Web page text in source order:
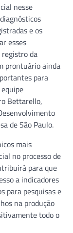
nesse
e os
esses
registro da
prontuário ainda
para
Bettarello,
de São Paulo.
mais
no processo de
para que
a indicadores
para pesquisas e
na produção
todo o